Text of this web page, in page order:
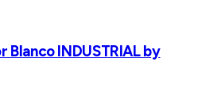
Blanco INDUSTRIAL by